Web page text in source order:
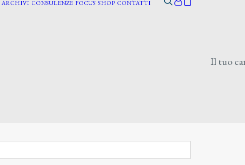
ARCHIVI CONSULENZE FOCUS SHOP CONTATTI
Il tuo